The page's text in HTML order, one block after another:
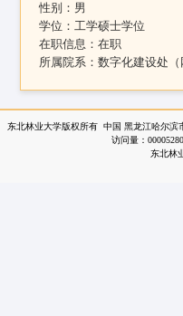
性别： 男
学位：工学硕士学位
在职信息：在职
所属院系：数字化建设处（
东北林业大学版权所有 中国 黑龙江哈尔滨
访问量： 00005280
东北林